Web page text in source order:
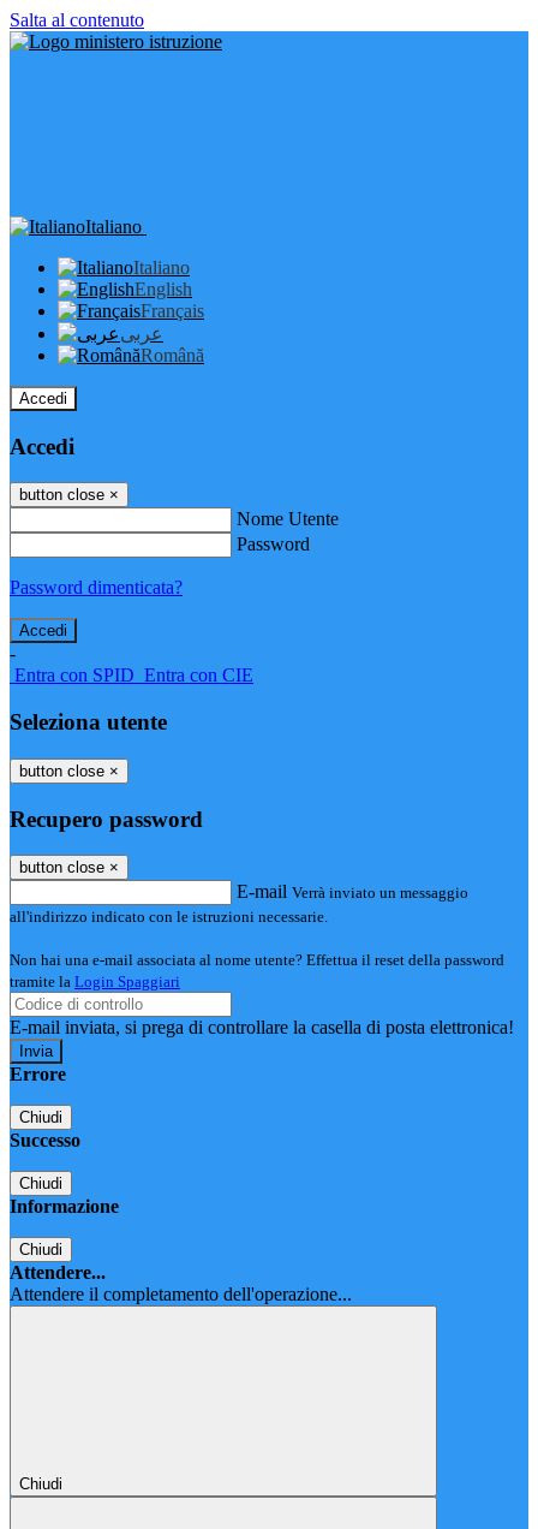
Salta al contenuto
Italiano
Italiano
English
Français
عربى
Română
Accedi
Accedi
button close ×
Nome Utente
Password
Password dimenticata?
-
Entra con SPID Entra con CIE
Seleziona utente
button close ×
Recupero password
button close ×
E-mail Verrà inviato un messaggio
all'indirizzo indicato con le istruzioni necessarie.
Non hai una e-mail associata al nome utente? Effettua il reset della password
tramite la Login Spaggiari
E-mail inviata, si prega di controllare la casella di posta elettronica!
Errore
Chiudi
Successo
Chiudi
Informazione
Chiudi
Attendere...
Attendere il completamento dell'operazione...
Chiudi